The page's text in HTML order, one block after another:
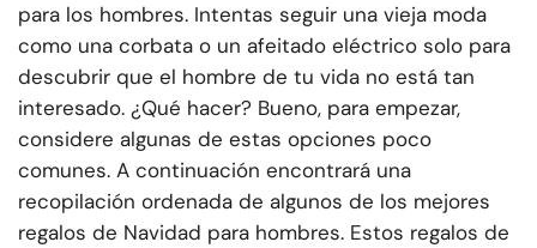
para los hombres. Intentas seguir una vieja moda
como una corbata o un afeitado eléctrico solo para
descubrir que el hombre de tu vida no está tan
interesado. ¿Qué hacer? Bueno, para empezar,
considere algunas de estas opciones poco
comunes. A continuación encontrará una
recopilación ordenada de algunos de los mejores
regalos de Navidad para hombres. Estos regalos de